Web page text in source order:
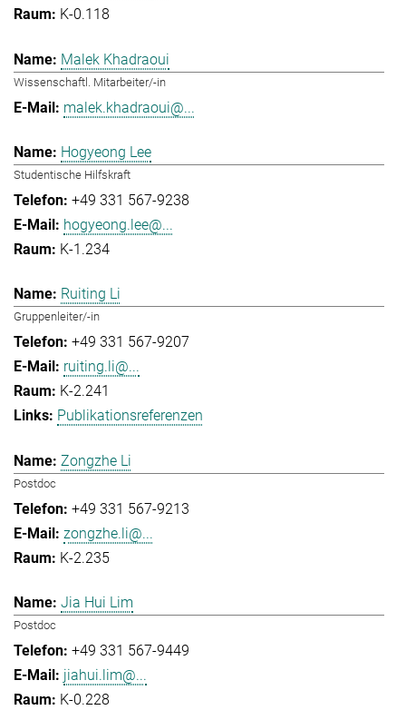
K-0.118
Malek Khadraoui
Wissenschaftl. Mitarbeiter/-in
malek.khadraoui@...
Hogyeong Lee
Studentische Hilfskraft
+49 331 567-9238
hogyeong.lee@...
K-1.234
Ruiting Li
Gruppenleiter/-in
+49 331 567-9207
ruiting.li@...
K-2.241
Publikationsreferenzen
Zongzhe Li
Postdoc
+49 331 567-9213
zongzhe.li@...
K-2.235
Jia Hui Lim
Postdoc
+49 331 567-9449
jiahui.lim@...
K-0.228